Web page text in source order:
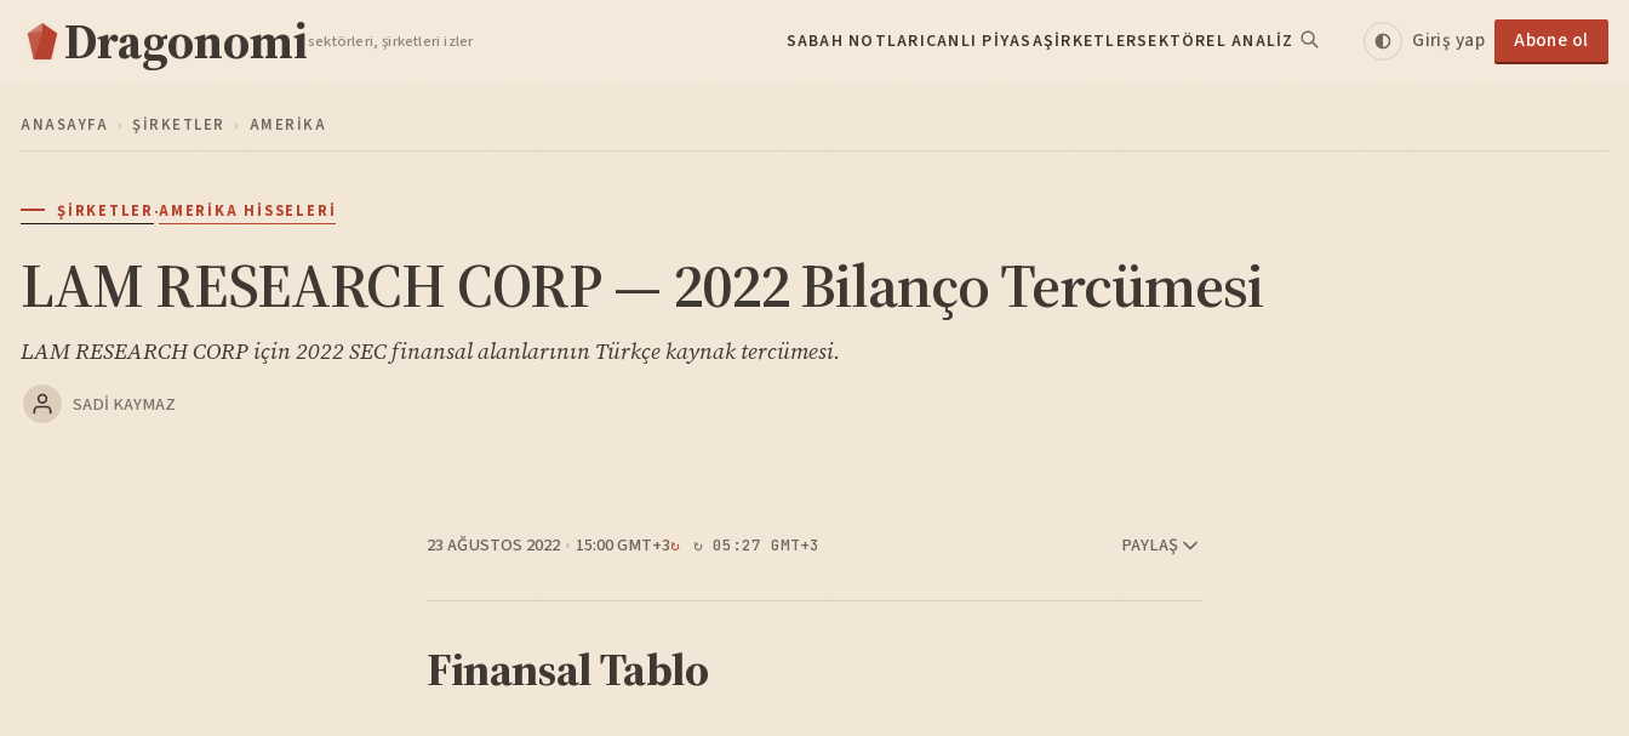
Dragonomisektörleri, şirketleri izler SABAH NOTLARICANLI PIYASAŞIRKETLERSEKTÖREL ANALIZ Giriş yap Abone ol
TAKIP ET
ANASAYFA › ŞIRKETLER › AMERIKA
ŞIRKETLER·AMERIKA HISSELERI
LAM RESEARCH CORP — 2022 Bilanço Tercümesi
LAM RESEARCH CORP için 2022 SEC finansal alanlarının Türkçe kaynak tercümesi.
SADI KAYMAZ
23 AĞUSTOS 2022 15:00 GMT+3 ↻ 05:27 GMT+3 PAYLAŞ
Finansal Tablo